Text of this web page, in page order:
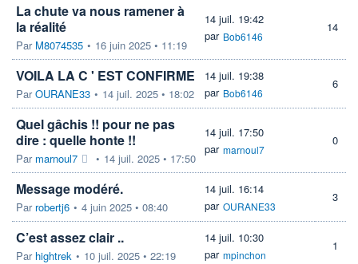
La chute va nous ramener à
la réalité
Par M8074535 • 16 juin 2025 • 11:19
14 juil. 19:42
par Bob6146
14
VOILA LA C ' EST CONFIRME
ParOURANE33 • 14 juil. 2025 • 18:02
14 juil. 19:38
par Bob6146
6
Quel gâchis !! pour ne pas
dire : quelle honte !!
Par marnoul7 • 14 juil. 2025 • 17:50
14 juil. 17:50
par marnoul7
0
Message modéré.
Par robertj6 • 4 juin 2025 • 08:40
14 juil. 16:14
par OURANE33
3
C’est assez clair ..
Par hightrek • 10 juil. 2025 • 22:19
14 juil. 10:30
par mpinchon
1